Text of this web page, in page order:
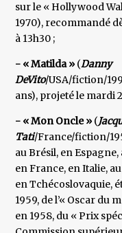
sur le « Hollywood
1970), recommandé
à 13h30 ;
- « Matilda » (Danny
DeVito/USA/fiction/
ans), projeté le mardi
- « Mon Oncle » (
Tati/France/fiction/
au Brésil, en
en France, en Italie,
en Tchécoslovaquie,
1959, de l’« Oscar du
en 1958, du « Prix